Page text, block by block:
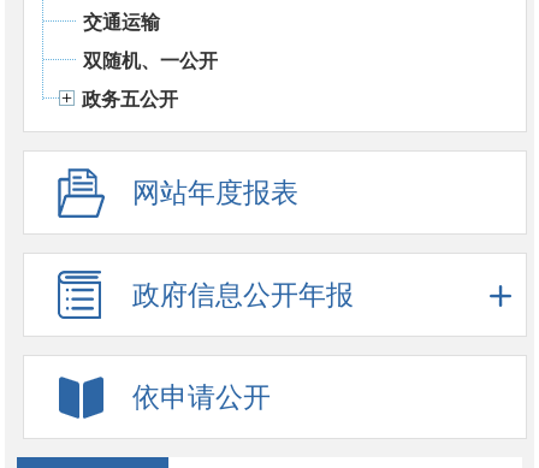
交通运输
双随机、一公开
政务五公开
网站年度报表
政府信息公开年报
依申请公开